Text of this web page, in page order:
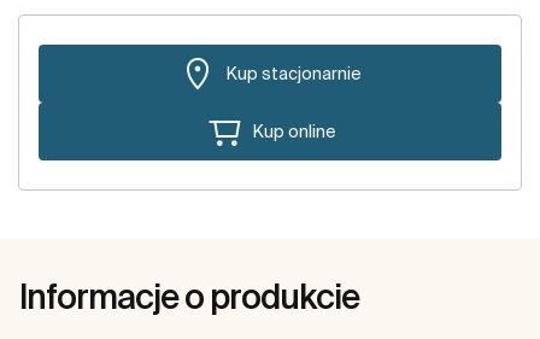
Kup stacjonarnie
Kup online
Informacje o produkcie